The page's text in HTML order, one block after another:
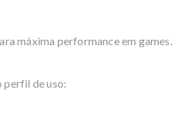
máxima performance em games.
perfil de uso: